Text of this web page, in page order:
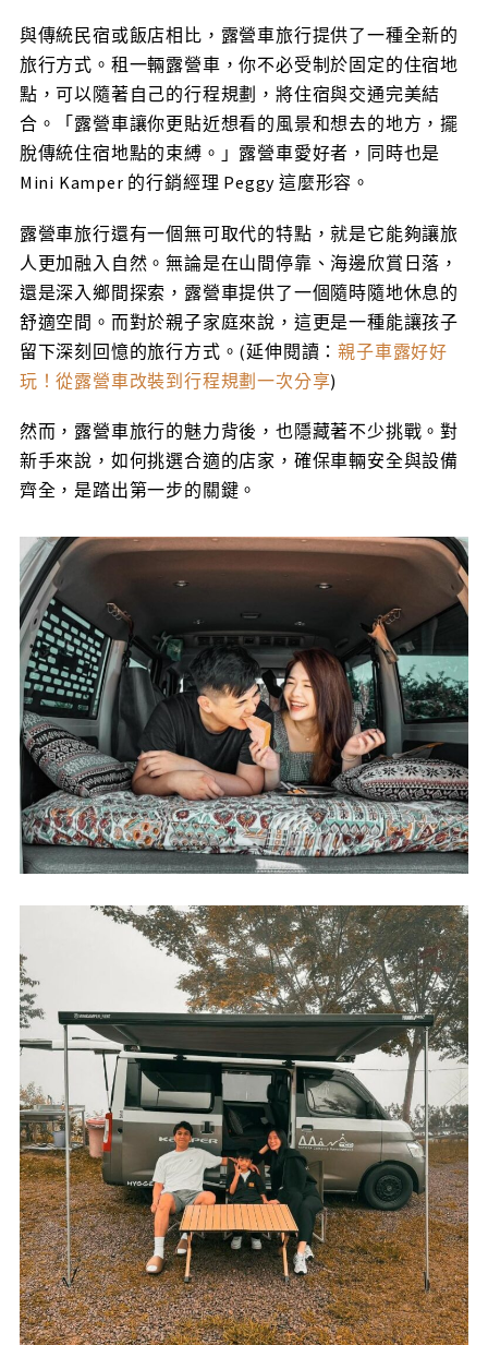
與傳統民宿或飯店相比，露營車旅行提供了一種全新的
旅行方式。租一輛露營車，你不必受制於固定的住宿地
點，可以隨著自己的行程規劃，將住宿與交通完美結
合。「露營車讓你更貼近想看的風景和想去的地方，擺
脫傳統住宿地點的束縛。」露營車愛好者，同時也是
Mini Kamper 的行銷經理 Peggy 這麼形容。
露營車旅行還有一個無可取代的特點，就是它能夠讓旅
人更加融入自然。無論是在山間停靠、海邊欣賞日落，
還是深入鄉間探索，露營車提供了一個隨時隨地休息的
舒適空間。而對於親子家庭來說，這更是一種能讓孩子
留下深刻回憶的旅行方式。(延伸閱讀：親子車露好好
玩！從露營車改裝到行程規劃一次分享)
然而，露營車旅行的魅力背後，也隱藏著不少挑戰。對
新手來說，如何挑選合適的店家，確保車輛安全與設備
齊全，是踏出第一步的關鍵。